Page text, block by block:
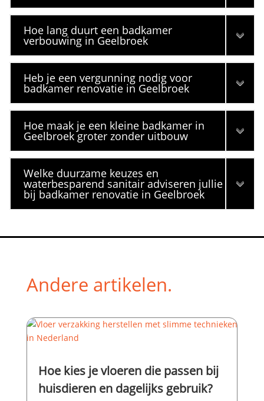
Hoe lang duurt een badkamer
verbouwing in Geelbroek
Heb je een vergunning nodig voor
badkamer renovatie in Geelbroek
Hoe maak je een kleine badkamer in
Geelbroek groter zonder uitbouw
Welke duurzame keuzes en
waterbesparend sanitair adviseren jullie
bij badkamer renovatie in Geelbroek
Andere artikelen.
Hoe kies je vloeren die passen bij
huisdieren en dagelijks gebruik?